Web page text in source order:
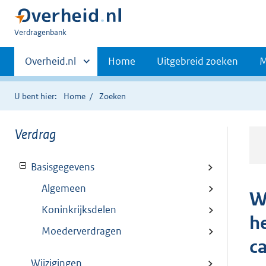
U
hier:
Verdragenbank
Primaire
navigatie
Andere
sites
binnen
Overheid.nl Home Uitgebreid zoeken
U bent hier: Home Zoeken
Verdrag
Basisgegevens
Algemeen
Koninkrijksdelen
Moederverdragen
Wijzigingen